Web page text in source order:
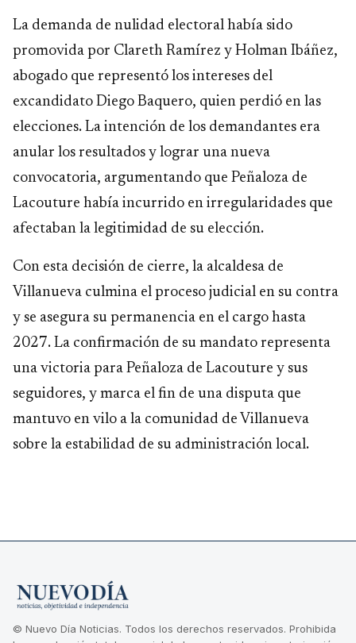
La demanda de nulidad electoral había sido
promovida por Clareth Ramírez y Holman Ibáñez,
abogado que representó los intereses del
excandidato Diego Baquero, quien perdió en las
elecciones. La intención de los demandantes era
anular los resultados y lograr una nueva
convocatoria, argumentando que Peñaloza de
Lacouture había incurrido en irregularidades que
afectaban la legitimidad de su elección.
Con esta decisión de cierre, la alcaldesa de
Villanueva culmina el proceso judicial en su contra
y se asegura su permanencia en el cargo hasta
2027. La confirmación de su mandato representa
una victoria para Peñaloza de Lacouture y sus
seguidores, y marca el fin de una disputa que
mantuvo en vilo a la comunidad de Villanueva
sobre la estabilidad de su administración local.
© Nuevo Día Noticias. Todos los derechos reservados. Prohibida